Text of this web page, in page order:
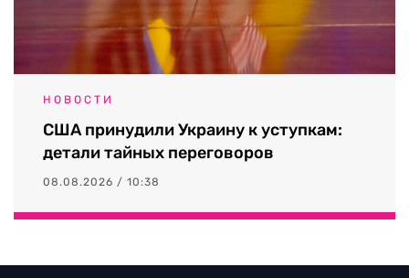
НОВОСТИ
США принудили Украину к уступкам:
детали тайных переговоров
08.08.2026 / 10:38